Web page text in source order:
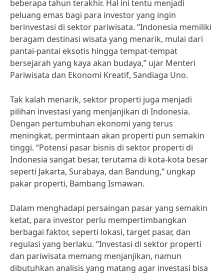
beberapa tahun terakhir. Hal ini tentu menjadi
peluang emas bagi para investor yang ingin
berinvestasi di sektor pariwisata. “Indonesia memiliki
beragam destinasi wisata yang menarik, mulai dari
pantai-pantai eksotis hingga tempat-tempat
bersejarah yang kaya akan budaya,” ujar Menteri
Pariwisata dan Ekonomi Kreatif, Sandiaga Uno.
Tak kalah menarik, sektor properti juga menjadi
pilihan investasi yang menjanjikan di Indonesia.
Dengan pertumbuhan ekonomi yang terus
meningkat, permintaan akan properti pun semakin
tinggi. “Potensi pasar bisnis di sektor properti di
Indonesia sangat besar, terutama di kota-kota besar
seperti Jakarta, Surabaya, dan Bandung,” ungkap
pakar properti, Bambang Ismawan.
Dalam menghadapi persaingan pasar yang semakin
ketat, para investor perlu mempertimbangkan
berbagai faktor, seperti lokasi, target pasar, dan
regulasi yang berlaku. “Investasi di sektor properti
dan pariwisata memang menjanjikan, namun
dibutuhkan analisis yang matang agar investasi bisa